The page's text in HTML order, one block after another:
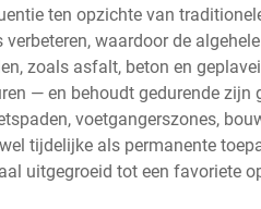
ten opzichte van
verbeteren, waardoor de
zoals asfalt, beton en
— en behoudt gedurende zijn
voetgangerszones,
tijdelijke als permanente
uitgegroeid tot een favoriete